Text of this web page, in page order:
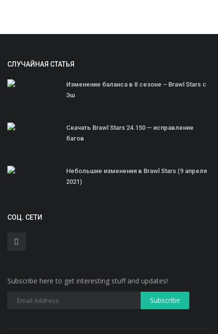
СЛУЧАЙНАЯ СТАТЬЯ
Изменение баланса в 8 сезоне – Brawl Stars с
Эш
Скачать Brawl Stars 24.150 — исправление
багов
Небольшие изменения в Brawl Stars (9 апреля
2021)
СОЦ. СЕТИ
Subscribe here to get interesting stuff and updates!